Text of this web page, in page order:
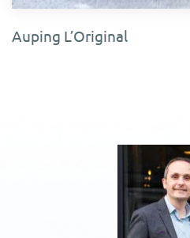
Auping L’Original